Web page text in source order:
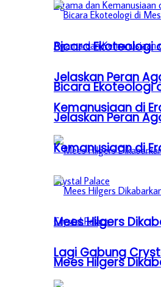
Bicara Ekoteologi
Jelaskan Peran
Kemanusiaan di
Mees Hilgers
Lagi Gabung
Bicara Ekoteologi
Jelaskan Peran
Kemanusiaan di
Mees Hilgers